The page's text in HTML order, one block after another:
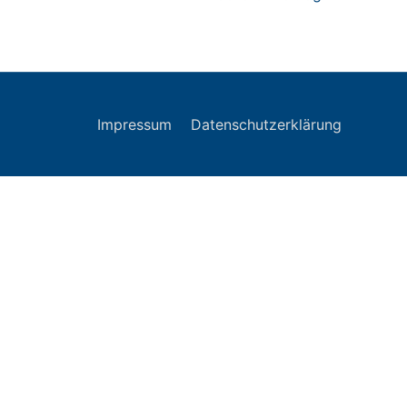
Impressum Datenschutzerklärung